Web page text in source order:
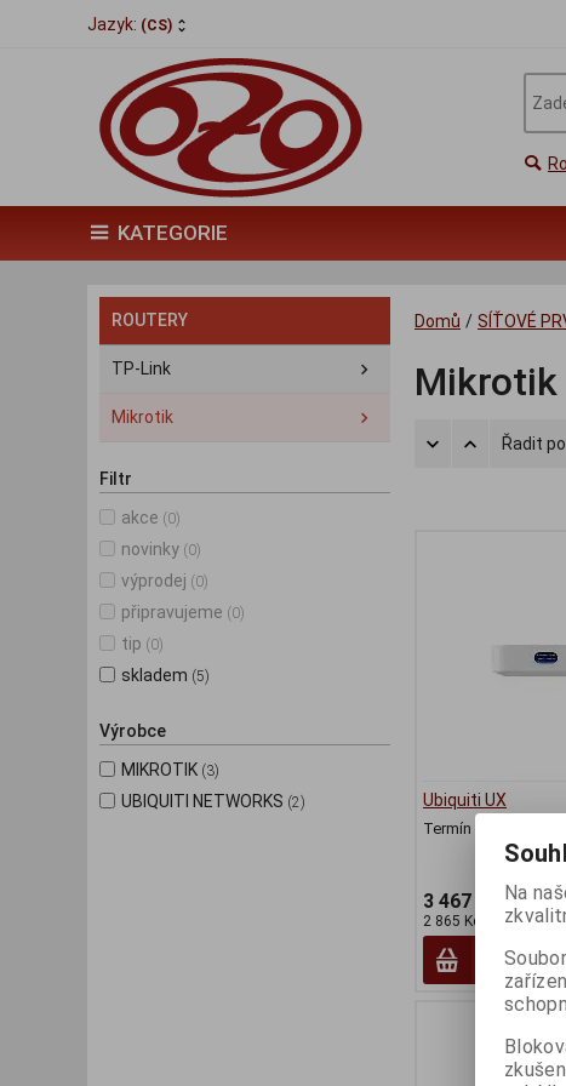
Jazyk: (CS)
KATEGORIE
ROUTERY
TP-Link
Mikrotik
Filtr
akce (0)
novinky (0)
výprodej (0)
připravujeme (0)
tip (0)
skladem (5)
Výrobce
MIKROTIK (3)
UBIQUITI NETWORKS (2)
Domů / SÍŤOVÉ
Mikrotik
Řadit
Ubiquiti UX
Termín dodání (dny):
3 467 Kč
2 865 Kč (bez DPH:)
Na